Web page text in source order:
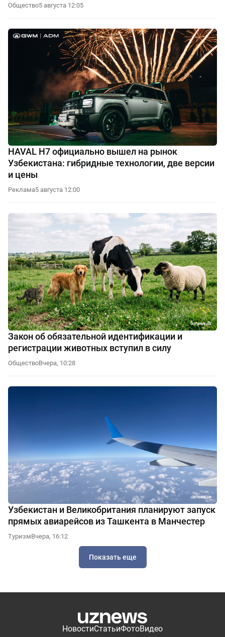
Общество5 августа 12:05
HAVAL H7 официально вышел на рынок
Узбекистана: гибридные технологии, две версии
и цены
Реклама5 августа 12:00
Закон об обязательной идентификации и
регистрации животных вступил в силу
ОбществоВчера, 10:28
Узбекистан и Великобритания планируют запуск
прямых авиарейсов из Ташкента в Манчестер
ТуризмВчера, 16:12
Показать еще
НовостиСтатьиФотоВидео